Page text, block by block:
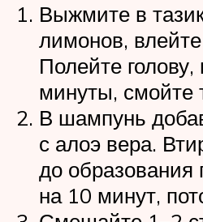
Выжмите в
лимонов,
Полейте
минуты, смойте
В шампунь
с алоэ вера.
до образования
на 10 минут,